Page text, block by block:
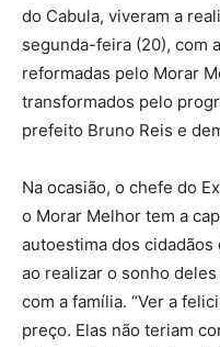
do Cabula, viveram a
segunda-feira (20), com
reformadas pelo Morar
transformados pelo
prefeito Bruno Reis e
Na ocasião, o chefe do
o Morar Melhor tem a
autoestima dos
ao realizar o sonho
com a família. “Ver a
preço. Elas não teriam